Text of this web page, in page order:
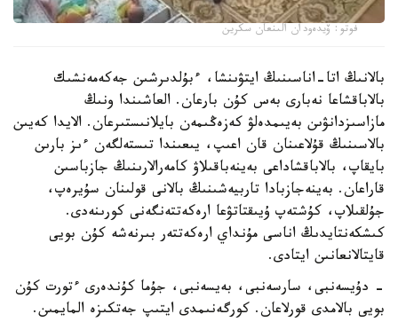
فوتو: ۆيدەودان الىنعان سكرين
بالانىڭ اتا-اناسىنىڭ ايتۋىنشا، ءبۇلدىرشىن جەكەمەنشىك
بالاباقشاعا نەبارى بەس كۇن بارعان. العاشىندا ونىڭ
مازاسىزدانۋىن بەيىمدەلۋ كەزەڭىمەن بايلانىستىرعان. الايدا كەيىن
بالاسىنىڭ قۇلاعىنان قان اعىپ، يىعىندا تىستەلگەن ءىز بارىن
بايقاپ، بالاباقشاداعى بەينەباقىلاۋ كامەرالارىنىڭ جازباسىن
قاراعان. بەينەجازبادا تاربيەشىنىڭ بالانى قولىنان سۇيرەپ،
جۇلقىلاپ، كۇشتەپ ۇيىقتاتۋعا ارەكەتتەنگەنى كورىنەدى.
كىشكەنتايدىڭ اناسى مۇنداي ارەكەتتەر بىرنەشە كۇن بويى
قايتالانعانىن ايتادى.
- دۇيسەنبى، سارسەنبى، بەيسەنبى، جۇما كۇندەرى ءتورت كۇن
بويى بالامدى قورلاعان. كورگەنىمدى ايتىپ جەتكىزە المايمىن.